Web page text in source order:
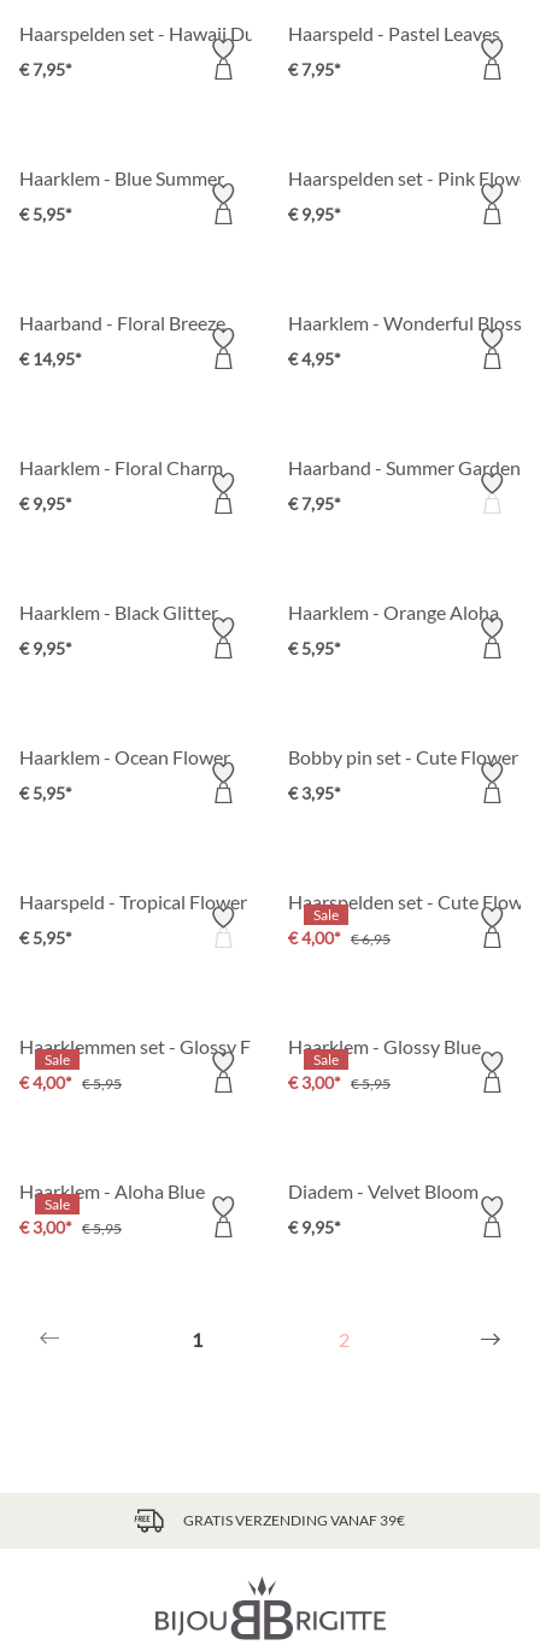
Haarspelden set - Hawaii Duo
€ 7,95*
Haarspeld - Pastel Leaves
€ 7,95*
Haarklem - Blue Summer
€ 5,95*
Haarspelden set - Pink
€ 9,95*
Haarband - Floral Breeze
€ 14,95*
Haarklem - Wonderful
€ 4,95*
Haarklem - Floral Charm
€ 9,95*
Haarband - Summer Garden
€ 7,95*
Haarklem - Black Glitter
€ 9,95*
Haarklem - Orange Aloha
€ 5,95*
Haarklem - Ocean Flower
€ 5,95*
Bobby pin set - Cute Flower
€ 3,95*
Haarspeld - Tropical Flower
€ 5,95*
Sale
Haarspelden set - Cute Flower
€ 4,00* € 6,95
Sale
Haarklemmen set - Glossy Flowers
€ 4,00* € 5,95
Sale
Haarklem - Glossy Blue
€ 3,00* € 5,95
Sale
Haarklem - Aloha Blue
€ 3,00* € 5,95
Diadem - Velvet Bloom
€ 9,95*
1 2
GRATIS VERZENDING VANAF 39€